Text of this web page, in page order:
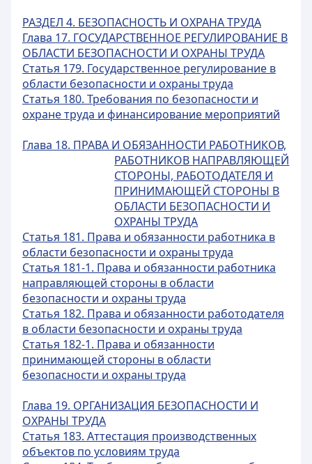
РАЗДЕЛ 4. БЕЗОПАСНОСТЬ И ОХРАНА ТРУДА
Глава 17. ГОСУДАРСТВЕННОЕ РЕГУЛИРОВАНИЕ В
ОБЛАСТИ БЕЗОПАСНОСТИ И ОХРАНЫ ТРУДА
Статья 179. Государственное регулирование в
области безопасности и охраны труда
Статья 180. Требования по безопасности и
охране труда и финансирование мероприятий
Глава 18. ПРАВА И ОБЯЗАННОСТИ РАБОТНИКОВ,
РАБОТНИКОВ НАПРАВЛЯЮЩЕЙ
СТОРОНЫ, РАБОТОДАТЕЛЯ И
ПРИНИМАЮЩЕЙ СТОРОНЫ В
ОБЛАСТИ БЕЗОПАСНОСТИ И
ОХРАНЫ ТРУДА
Статья 181. Права и обязанности работника в
области безопасности и охраны труда
Статья 181-1. Права и обязанности работника
направляющей стороны в области
безопасности и охраны труда
Статья 182. Права и обязанности работодателя
в области безопасности и охраны труда
Статья 182-1. Права и обязанности
принимающей стороны в области
безопасности и охраны труда
Глава 19. ОРГАНИЗАЦИЯ БЕЗОПАСНОСТИ И
ОХРАНЫ ТРУДА
Статья 183. Аттестация производственных
объектов по условиям труда